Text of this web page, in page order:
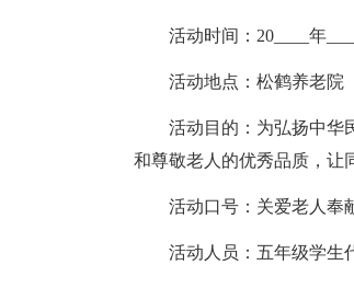
活动时间：20____年
活动地点：松鹤养老院
活动目的：为弘扬中华
和尊敬老人的优秀品质，让
活动口号：关爱老人奉
活动人员：五年级学生